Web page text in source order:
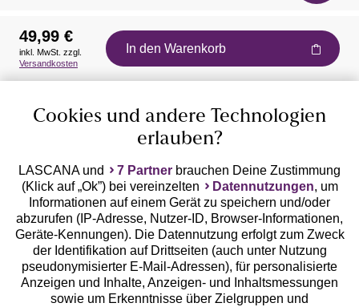
Auszeichnungen
Geprüfte Sicherheit
Unsere Apps
49,99 €
inkl. MwSt. zzgl.
Versandkosten
In den Warenkorb
Cookies und andere Technologien
erlauben?
LASCANA und 7 Partner brauchen Deine Zustimmung
(Klick auf „Ok”) bei vereinzelten
Datennutzungen, um
Informationen auf einem Gerät zu speichern und/oder
abzurufen (IP-Adresse, Nutzer-ID, Browser-Informationen,
Geräte-Kennungen). Die Datennutzung erfolgt zum Zweck
der Identifikation auf Drittseiten (auch unter Nutzung
pseudonymisierter E-Mail-Adressen), für personalisierte
Anzeigen und Inhalte, Anzeigen- und Inhaltsmessungen
sowie um Erkenntnisse über Zielgruppen und